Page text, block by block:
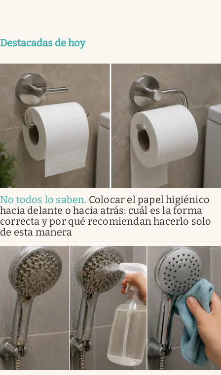
Destacadas de hoy
No todos lo saben. Colocar el papel higiénico
hacia delante o hacia atrás: cuál es la forma
correcta y por qué recomiendan hacerlo solo
de esta manera